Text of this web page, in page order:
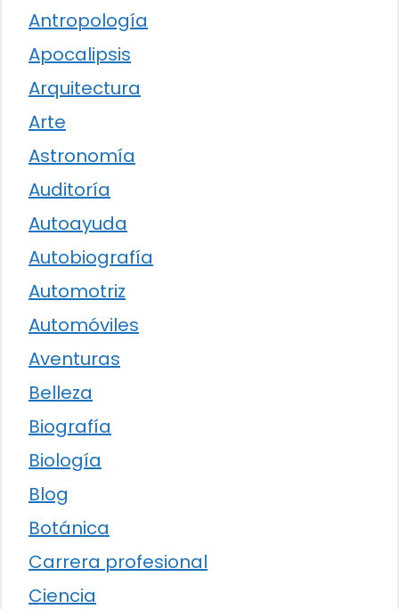
Antropología
Apocalipsis
Arquitectura
Arte
Astronomía
Auditoría
Autoayuda
Autobiografía
Automotriz
Automóviles
Aventuras
Belleza
Biografía
Biología
Blog
Botánica
Carrera profesional
Ciencia